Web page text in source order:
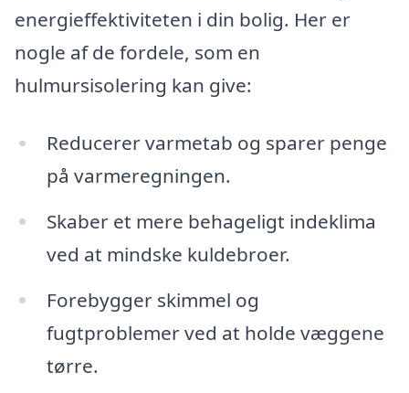
energieffektiviteten i din bolig. Her er
nogle af de fordele, som en
hulmursisolering kan give:
Reducerer varmetab og sparer penge
på varmeregningen.
Skaber et mere behageligt indeklima
ved at mindske kuldebroer.
Forebygger skimmel og
fugtproblemer ved at holde væggene
tørre.